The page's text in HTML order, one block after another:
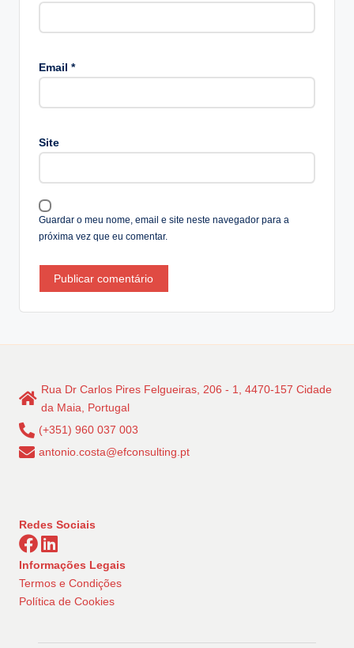
Email *
Site
Guardar o meu nome, email e site neste navegador para a
próxima vez que eu comentar.
e
ti
:
Rua Dr Carlos Pires Felgueiras, 206 - 1, 4470-157 Cidade
da Maia, Portugal
(+351) 960 037 003
antonio.costa@efconsulting.pt
Redes Sociais
Informações Legais
Termos e Condições
Política de Cookies